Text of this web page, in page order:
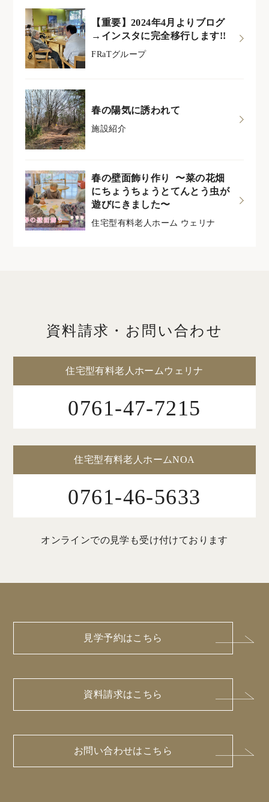
【重要】2024年4月よりブログ
→インスタに完全移行します!!
FRaTグループ
春の陽気に誘われて
施設紹介
春の壁面飾り作り 〜菜の花畑
にちょうちょうとてんとう虫が
遊びにきました〜
住宅型有料老人ホーム ウェリナ
資料請求・お問い合わせ
住宅型有料老人ホームウェリナ
0761-47-7215
住宅型有料老人ホームNOA
0761-46-5633
オンラインでの見学も受け付けております
見学予約はこちら
資料請求はこちら
お問い合わせはこちら